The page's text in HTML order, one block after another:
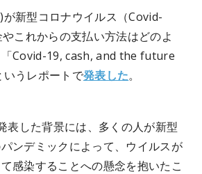
が新型コロナウイルス（Covid-
これからの支払い方法はどのよ
「Covid-19, cash, and the future
うレポートで発表した。
表した背景には、多くの人が新型
ンデミックによって、ウイルスが
感染することへの懸念を抱いたこ